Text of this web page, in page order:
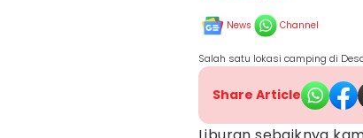
News Channel
Salah satu lokasi camping di
Share Article